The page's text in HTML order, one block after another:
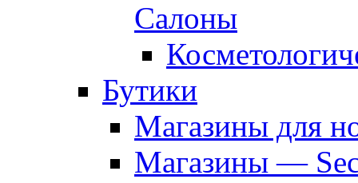
Салоны
Бутики
Магазины для
Магазины —